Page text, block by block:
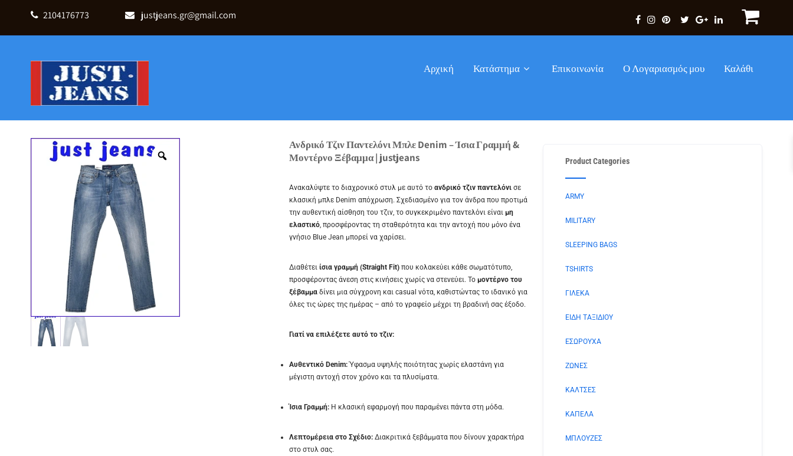
2104176773 justjeans.gr@gmail.com
Αρχική Κατάστημα Επικοινωνία Ο Λογαριασμός μου Καλάθι
Ανδρικό Τζιν Παντελόνι Μπλε Denim – Ίσια Γραμμή &
Μοντέρνο Ξέβαμμα | justjeans
Ανακαλύψτε το διαχρονικό στυλ με αυτό τοανδρικό τζιν παντελόνι σε
κλασική μπλε Denim απόχρωση. Σχεδιασμένο για τον άνδρα που προτιμά
την αυθεντική αίσθηση του τζιν, το συγκεκριμένο παντελόνι είναιμη
ελαστικό, προσφέροντας τη σταθερότητα και την αντοχή που μόνο ένα
γνήσιο Blue Jean μπορεί να χαρίσει.
Διαθέτειίσια γραμμή (Straight Fit) που κολακεύει κάθε σωματότυπο,
προσφέροντας άνεση στις κινήσεις χωρίς να στενεύει. Τομοντέρνο του
ξέβαμμα δίνει μια σύγχρονη και casual νότα, καθιστώντας το ιδανικό για
όλες τις ώρες της ημέρας – από το γραφείο μέχρι τη βραδινή σας έξοδο.
Γιατί να επιλέξετε αυτό το τζιν:
Αυθεντικό Denim:Ύφασμα υψηλής ποιότητας χωρίς ελαστάνη για
μέγιστη αντοχή στον χρόνο και τα πλυσίματα.
Ίσια Γραμμή: Η κλασική εφαρμογή που παραμένει πάντα στη μόδα.
Λεπτομέρεια στο Σχέδιο: Διακριτικά ξεβάμματα που δίνουν χαρακτήρα
στο στυλ σας.
Product Categories
ARMY
MILITARY
SLEEPING BAGS
TSHIRTS
ΓΙΛΕΚΑ
ΕΙΔΗ ΤΑΞΙΔΙΟΥ
ΕΣΩΡΟΥΧΑ
ΖΩΝΕΣ
ΚΑΛΤΣΕΣ
ΚΑΠΕΛΑ
ΜΠΛΟΥΖΕΣ